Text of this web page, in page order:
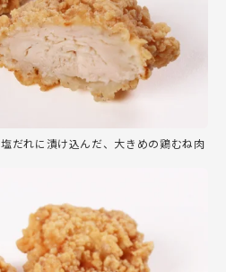
だれに漬け込んだ、大きめの鶏むね肉